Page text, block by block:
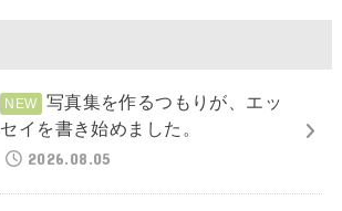
写真集を作るつもりが、エッ
セイを書き始めました。
2026.08.05